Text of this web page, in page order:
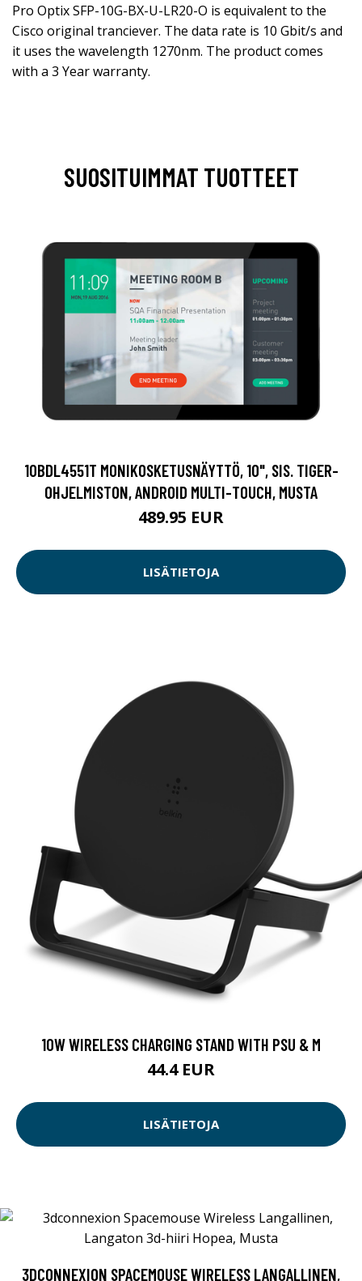
Pro Optix SFP-10G-BX-U-LR20-O is equivalent to the
Cisco original tranciever. The data rate is 10 Gbit/s and
it uses the wavelength 1270nm. The product comes
with a 3 Year warranty.
SUOSITUIMMAT TUOTTEET
10BDL4551T MONIKOSKETUSNÄYTTÖ, 10", SIS. TIGER-
OHJELMISTON, ANDROID MULTI-TOUCH, MUSTA
489.95 EUR
LISÄTIETOJA
10W WIRELESS CHARGING STAND WITH PSU & M
44.4 EUR
LISÄTIETOJA
3DCONNEXION SPACEMOUSE WIRELESS LANGALLINEN,